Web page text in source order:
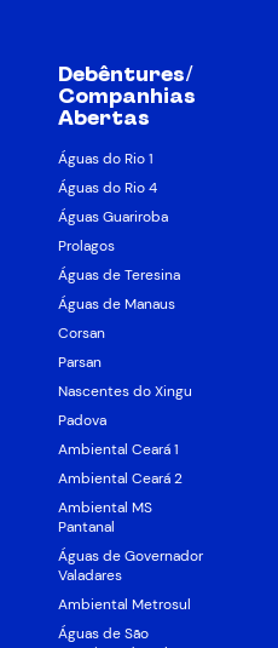
Debêntures/
Companhias
Abertas
Águas do Rio 1
Águas do Rio 4
Águas Guariroba
Prolagos
Águas de Teresina
Águas de Manaus
Corsan
Parsan
Nascentes do Xingu
Padova
Ambiental Ceará 1
Ambiental Ceará 2
Ambiental MS
Pantanal
Águas de Governador
Valadares
Ambiental Metrosul
Águas de São